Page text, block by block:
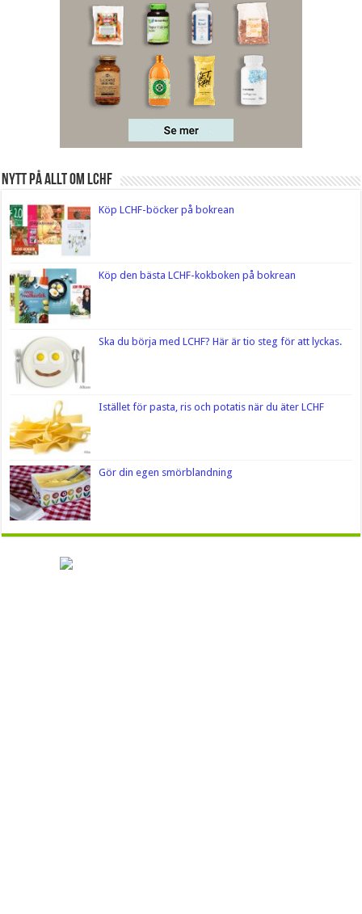
Nytt på Allt om LCHF
Köp LCHF-böcker på bokrean
Köp den bästa LCHF-kokboken på bokrean
Ska du börja med LCHF? Här är tio steg för att lyckas.
Istället för pasta, ris och potatis när du äter LCHF
Gör din egen smörblandning